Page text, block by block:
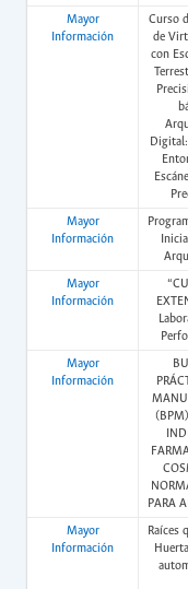
Mayor
Información
Curso
de
con
Mayor
Información
Mayor
Información
Mayor
Información
PARA
Mayor
Información
Raíces